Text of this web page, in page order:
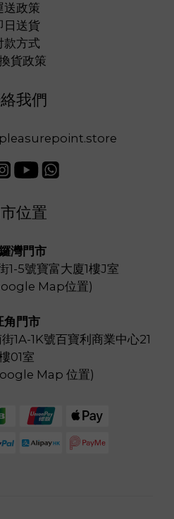
送政策
日送貨
款方式
貨政策
我們
位置
灣門市
1-5號寶富大廈1樓J室
Map位置)
角門市
1A-1K號百寶利商業中心21
01室
Map 位置)